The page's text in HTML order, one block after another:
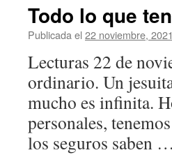
Todo lo que
Publicada el 22 noviembre, 2021
Lecturas 22 de
ordinario. Un
mucho es infinita.
personales,
los seguros saben …